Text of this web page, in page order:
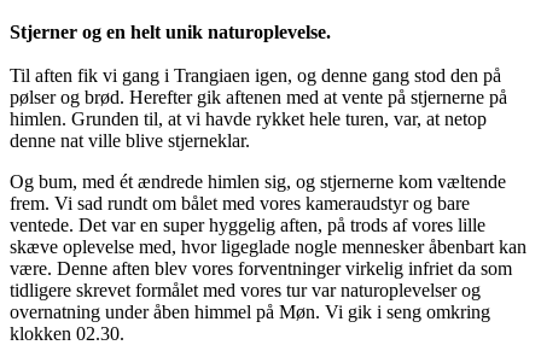
Stjerner og en helt unik naturoplevelse.
Til aften fik vi gang i Trangiaen igen, og denne gang stod den på
pølser og brød. Herefter gik aftenen med at vente på stjernerne på
himlen. Grunden til, at vi havde rykket hele turen, var, at netop
denne nat ville blive stjerneklar.
Og bum, med ét ændrede himlen sig, og stjernerne kom væltende
frem. Vi sad rundt om bålet med vores kameraudstyr og bare
ventede. Det var en super hyggelig aften, på trods af vores lille
skæve oplevelse med, hvor ligeglade nogle mennesker åbenbart kan
være. Denne aften blev vores forventninger virkelig infriet da som
tidligere skrevet formålet med vores tur var naturoplevelser og
overnatning under åben himmel på Møn. Vi gik i seng omkring
klokken 02.30.